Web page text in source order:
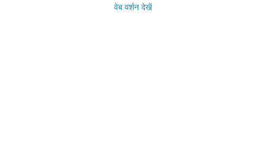
वेब वर्शन देखें